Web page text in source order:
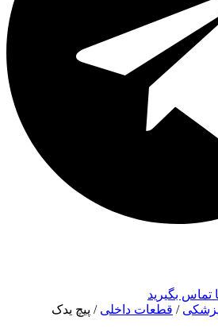
بگیرید
/ قطعات داخلی / پیچ یدک